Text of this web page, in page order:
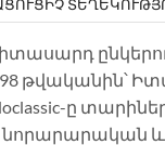
թվականին՝
ը
նորարարական և